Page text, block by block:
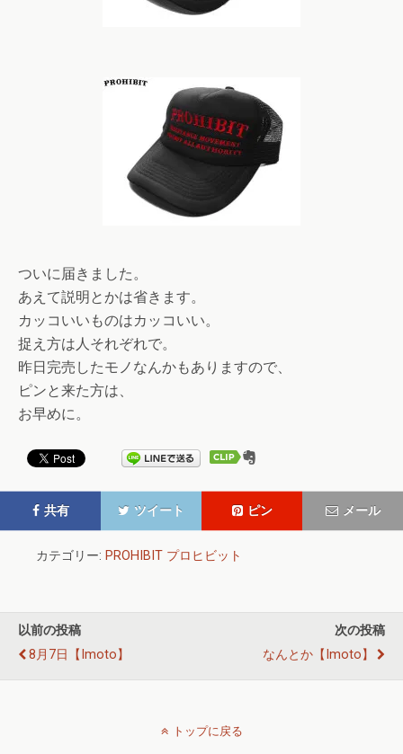
ついに届きました。
あえて説明とかは省きます。
カッコいいものはカッコいい。
捉え方は人それぞれで。
昨日完売したモノなんかもありますので、
ピンと来た方は、
お早めに。
共有 ツイート ピン メール
カテゴリー: PROHIBIT プロヒビット
以前の投稿
8月7日【imoto】
次の投稿
なんとか【imoto】
トップに戻る